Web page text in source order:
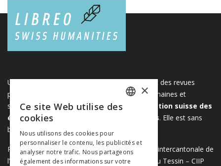
Une plateforme unique regroupant des livres et des revues
publiés par les éditeurs suisses de sciences humaines et
sociales. Libreo.ch est la propriété de l'
Association suisse des
éditeurs de sciences sociales et humaines. Elle est sans
but lucratif.www.editeurssuisses.ch
Projet réalisé avec le soutien de la Conférence intercantonale de
l’instruction publique de la Suisse romande et du Tessin – CIIP
ITALIAN
×
Ce site Web utilise des
cookies
Nous utilisons des cookies pour
personnaliser le contenu, les publicités et
analyser notre trafic. Nous partageons
également des informations sur votre